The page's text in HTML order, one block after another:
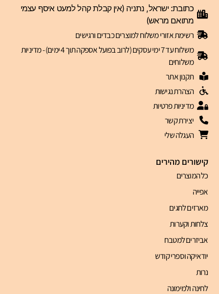
קישורים מהירים
כל המוצרים
אפייה
מארזים לחגים
צלחות וקערות
אביזרים למטבח
יודאיקה וספרי קודש
נרות
לחינה ולמימונה
כתובת: ישראל, נתניה (אין קבלת קהל למעט איסף עצמי
מתואם מראש)
רשימת אזורי משלוח למוצרים כבדים ורגישים
משלוח עד 7 ימי עסקים (לרוב בפועל אספקה תוך 4 ימים) - מדיניות
משלוחים
תקנון אתר
הצהרת נגישות
מדיניות פרטיות
יצירת קשר
העגלה שלי